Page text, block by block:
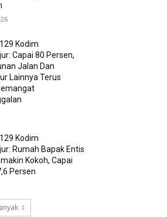
Kodim
Capai 80 Persen,
Jalan Dan
Lainnya Terus
Kodim
Rumah Bapak Entis
Kokoh, Capai
Persen